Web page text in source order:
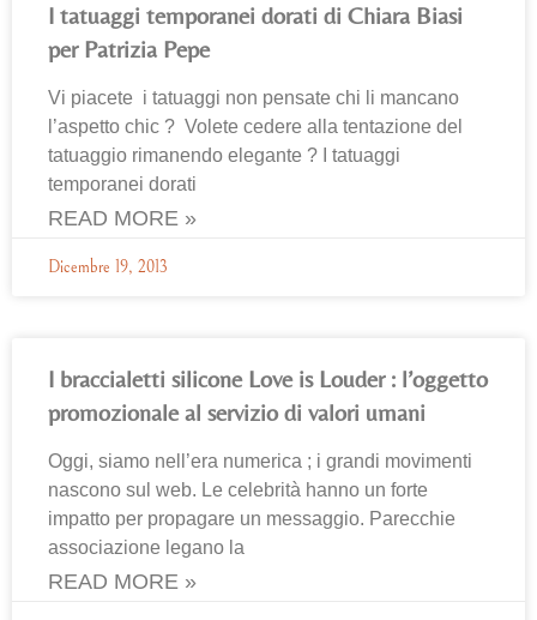
I tatuaggi temporanei dorati di Chiara Biasi
per Patrizia Pepe
Vi piacete i tatuaggi non pensate chi li mancano
l’aspetto chic ? Volete cedere alla tentazione del
tatuaggio rimanendo elegante ? I tatuaggi
temporanei dorati
READ MORE »
Dicembre 19, 2013
I braccialetti silicone Love is Louder : l’oggetto
promozionale al servizio di valori umani
Oggi, siamo nell’era numerica ; i grandi movimenti
nascono sul web. Le celebrità hanno un forte
impatto per propagare un messaggio. Parecchie
associazione legano la
READ MORE »